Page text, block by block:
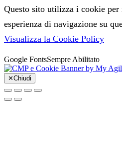
Questo sito utilizza i cookie
esperienza di navigazione su
Visualizza la Cookie Policy
Google FontsSempre Abilitato
✕Chiudi